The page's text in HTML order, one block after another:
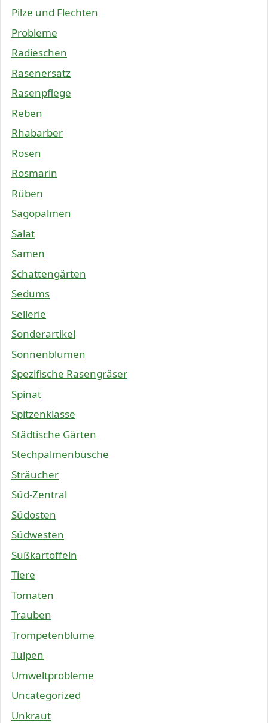
Pilze und Flechten
Probleme
Radieschen
Rasenersatz
Rasenpflege
Reben
Rhabarber
Rosen
Rosmarin
Rüben
Sagopalmen
Salat
Samen
Schattengärten
Sedums
Sellerie
Sonderartikel
Sonnenblumen
Spezifische Rasengräser
Spinat
Spitzenklasse
Städtische Gärten
Stechpalmenbüsche
Sträucher
Süd-Zentral
Südosten
Südwesten
Süßkartoffeln
Tiere
Tomaten
Trauben
Trompetenblume
Tulpen
Umweltprobleme
Uncategorized
Unkraut